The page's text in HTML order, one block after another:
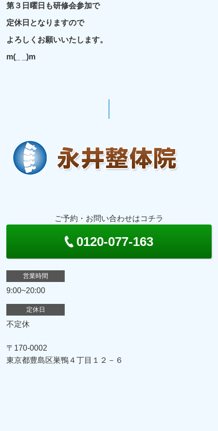
第３日曜日も研修会参加で
定休日となりますので
よろしくお願いいたします。
m(_ _)m
ご予約・お問い合わせはコチラ
0120-077-163
営業時間
9:00~20:00
定休日
不定休
〒170-0002
東京都豊島区巣鴨４丁目１２－６